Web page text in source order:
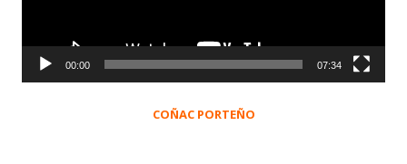
00:00 07:34
COÑAC PORTEÑO